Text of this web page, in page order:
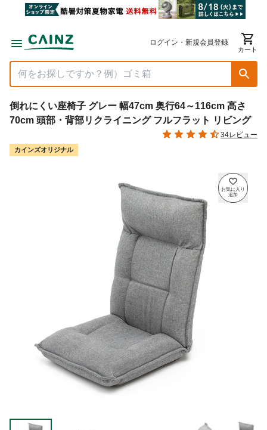
ログイン・新規会員登録
カート
倒れにくい座椅子 グレー 幅47cm 奥行64～116cm 高さ
70cm 頭部・背部リクライニング フルフラット リビング
34レビュー
カインズオリジナル